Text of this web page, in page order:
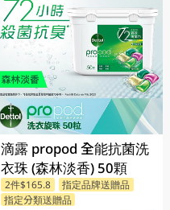
滴露 propod 全能抗菌洗
衣珠 (森林淡香) 50顆
2件$165.8
指定品牌送贈品
指定分類送贈品